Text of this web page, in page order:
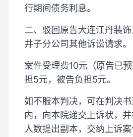
行期间债务利息。
二、驳回原告大连江丹装
井子分公司其他诉讼请求。
案件受理费10元（原告已
担5元，被告负担5元。
如不服本判决，可在判决
内，向本院递交上诉状，
人数提出副本，交纳上诉